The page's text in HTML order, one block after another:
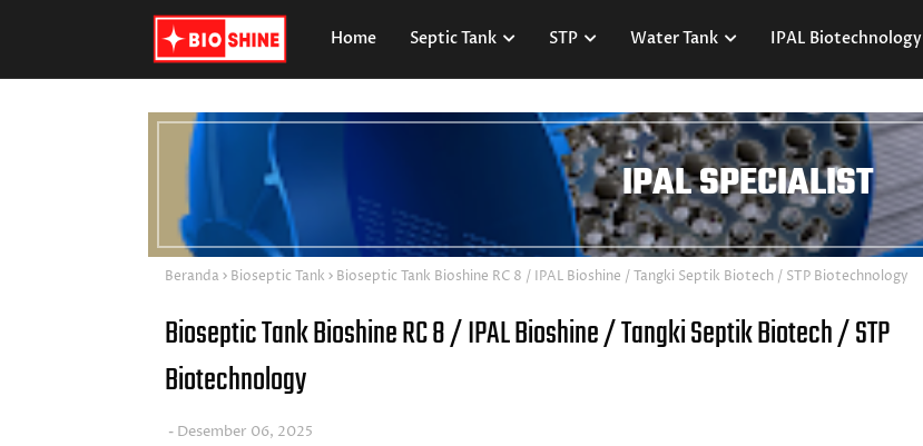
Home Septic Tank STP Water Tank IPAL Biotechnology
I
A
IPAL SPECIALIST
Beranda Bioseptic Tank Bioseptic Tank Bioshine RC 8 / IPAL Bioshine / Tangki Septik Biotech / STP Biotechnology
Bioseptic Tank Bioshine RC 8 / IPAL Bioshine / Tangki Septik Biotech / STP
Biotechnology
Desember 06, 2025